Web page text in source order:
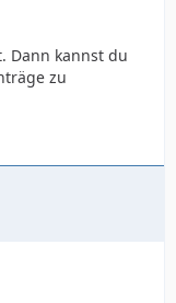
Dann kannst du
zu